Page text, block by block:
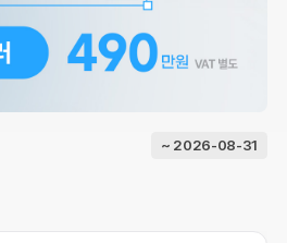
~ 2026-08-31